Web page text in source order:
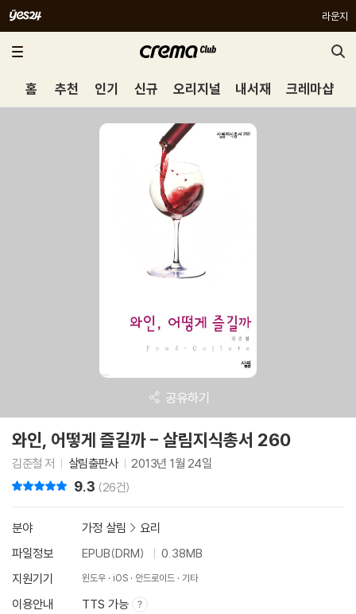
라운지
홈 추천 인기 신규 오리지널 내서재 크레마샵
공유하기
와인, 어떻게 즐길까 - 살림지식총서 260
김준철 저 살림출판사 2013년 1월 24일
9.3 (26건)
분야 가정 살림 > 요리
파일정보
EPUB(DRM)
0.38MB
지원기기
윈도우 iOS 안드로이드 기타
이용안내 TTS 가능